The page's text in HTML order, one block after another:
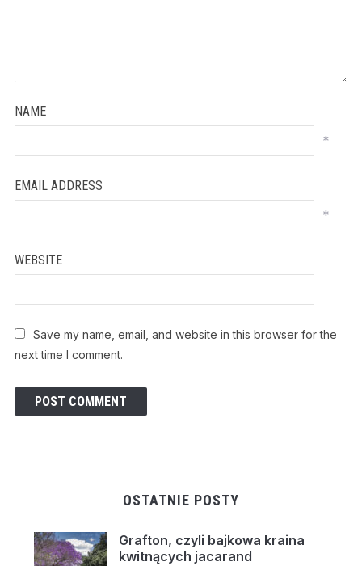
NAME
*
EMAIL ADDRESS
*
WEBSITE
Save my name, email, and website in this browser for the
next time I comment.
OSTATNIE POSTY
Grafton, czyli bajkowa kraina
kwitnących jacarand